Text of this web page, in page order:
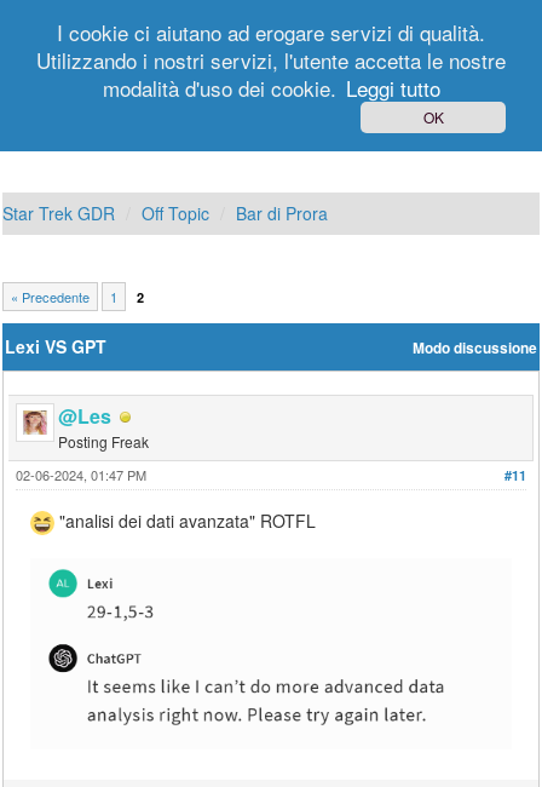
Registrati
Star Trek GDR Off Topic Bar di Prora
« Precedente 1 2
Modo discussione
Lexi VS GPT
@Les
Posting Freak
#11
02-06-2024, 01:47 PM
"analisi dei dati avanzata" ROTFL
I cookie ci aiutano ad erogare servizi di qualità.
Utilizzando i nostri servizi, l'utente accetta le nostre
modalità d'uso dei cookie. Leggi tutto
OK